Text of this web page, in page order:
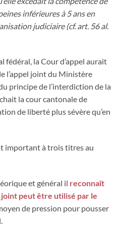
inférieures à 5 ans en
judiciaire (cf. art. 56 al.
fédéral, la Cour d’appel aurait
l’appel joint du Ministère
principe de l’interdiction de la
la cour cantonale de
de liberté plus sévère qu’en
important à trois titres au
et général il reconnaît
joint peut être utilisé par le
de pression pour pousser